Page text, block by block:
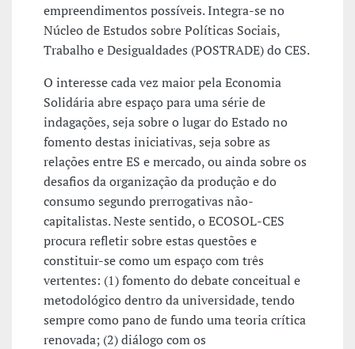
empreendimentos possíveis. Integra-se no
Núcleo de Estudos sobre Políticas Sociais,
Trabalho e Desigualdades (POSTRADE) do CES.
O interesse cada vez maior pela Economia
Solidária abre espaço para uma série de
indagações, seja sobre o lugar do Estado no
fomento destas iniciativas, seja sobre as
relações entre ES e mercado, ou ainda sobre os
desafios da organização da produção e do
consumo segundo prerrogativas não-
capitalistas. Neste sentido, o ECOSOL-CES
procura refletir sobre estas questões e
constituir-se como um espaço com três
vertentes: (1) fomento do debate conceitual e
metodológico dentro da universidade, tendo
sempre como pano de fundo uma teoria crítica
renovada; (2) diálogo com os